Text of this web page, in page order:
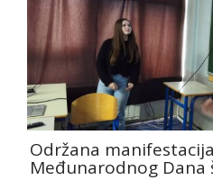
Održana
Međunarodnog Dana